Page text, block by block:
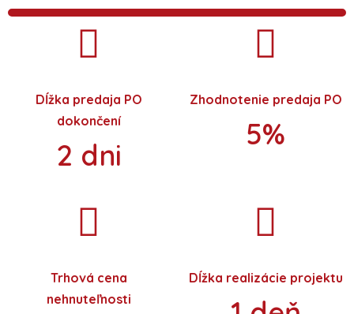
Dĺžka predaja PO
dokončení
2 dni
Zhodnotenie predaja PO
5%
Trhová cena
nehnuteľnosti
Dĺžka realizácie projektu